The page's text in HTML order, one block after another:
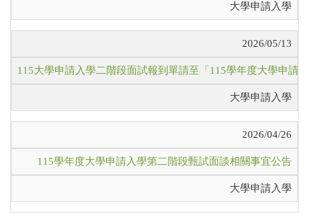
大學申請入學
2026/05/13
115大學申請入學二階段面試報到單請至「115學年度大學申請
大學申請入學
2026/04/26
115學年度大學申請入學第二階段甄試面談相關事宜公告
大學申請入學